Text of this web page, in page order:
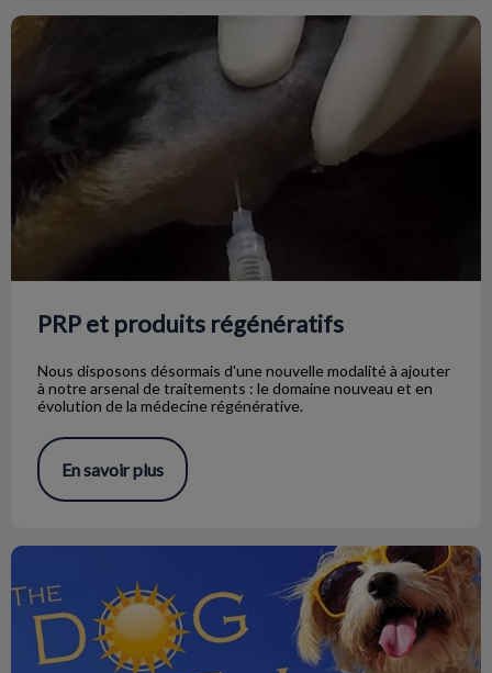
PRP et produits régénératifs
PRP et produits régénératifs
Nous disposons désormais d'une nouvelle modalité à ajouter
à notre arsenal de traitements : le domaine nouveau et en
évolution de la médecine régénérative.
En savoir plus
Conseils de sécurité en été